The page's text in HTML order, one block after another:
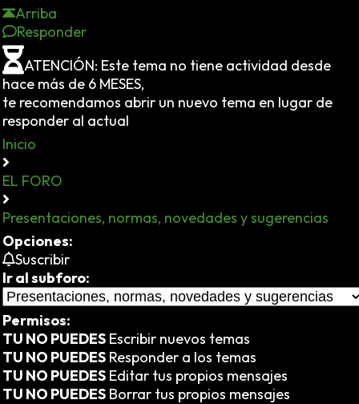
Arriba
Responder
ATENCIÓN: Este tema no tiene actividad desde
hace más de 6 MESES,
te recomendamos abrir un nuevo tema en lugar de
responder al actual
Inicio
EL FORO
Presentaciones, normas, novedades y sugerencias
Opciones:
Suscribir
Ir al subforo:
Permisos:
TU NO PUEDES Escribir nuevos temas
TU NO PUEDES Responder a los temas
TU NO PUEDES Editar tus propios mensajes
TU NO PUEDES Borrar tus propios mensajes